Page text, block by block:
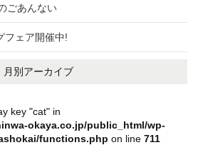
ごあんない
フェア開催中!
月別アーカイブ
key "cat" in
okaya.co.jp/public_html/wp-
functions.php on line 711